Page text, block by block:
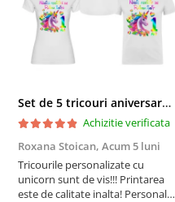
Set de 5 tricouri aniversare pentru nasi, parinti si copil, personalizate cu nume, varsta si mesaj "Motivul fericirii lor" model Unicorn
Achizitie verificata
Roxana Stoican, Acum 5 luni
Tricourile personalizate cu
unicorn sunt de vis!!! Printarea
este de calitate inalta! Personalul